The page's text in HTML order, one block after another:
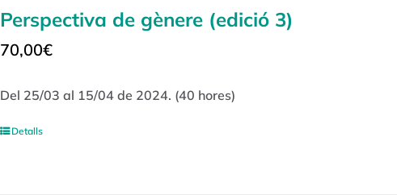
Perspectiva de gènere (edició 3)
70,00€
Del 25/03 al 15/04 de 2024. (40 hores)
Detalls